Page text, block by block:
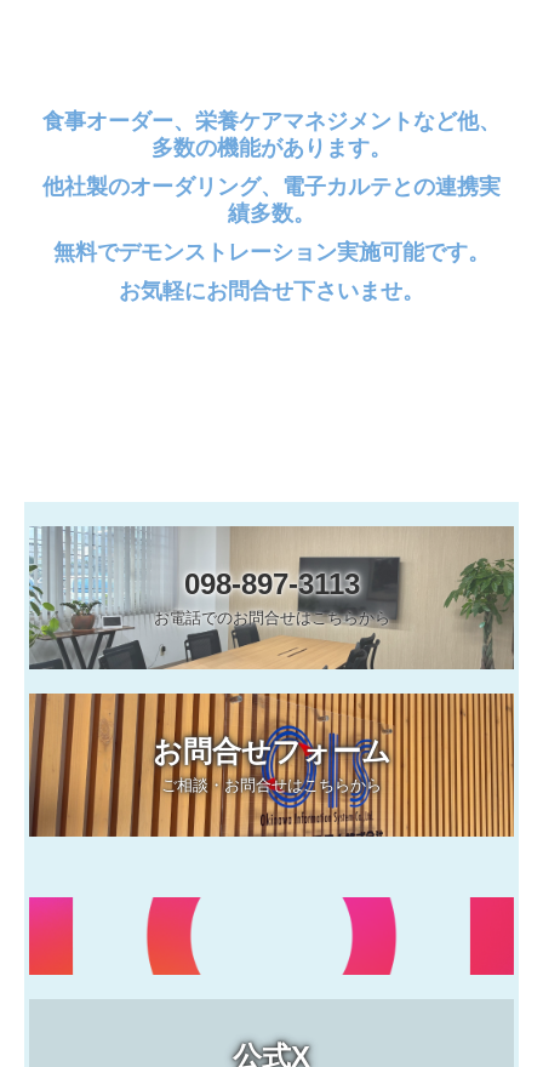
食事オーダー、栄養ケアマネジメントなど他、
多数の機能があります。
他社製のオーダリング、電子カルテとの連携実
績多数。
無料でデモンストレーション実施可能です。
お気軽にお問合せ下さいませ。
098-897-3113
お電話でのお問合せはこちらから
お問合せフォーム
ご相談・お問合せはこちらから
公式X